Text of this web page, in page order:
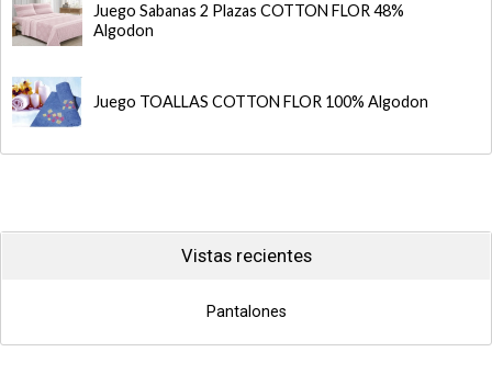
Juego Sabanas 2 Plazas COTTON FLOR 48%
Algodon
Juego TOALLAS COTTON FLOR 100% Algodon
Vistas recientes
Pantalones